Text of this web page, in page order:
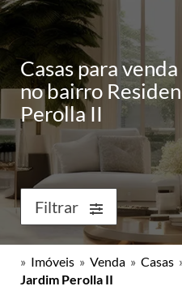
Casas para
no bairro
Perolla II
Filtrar
» Imóveis » Venda » Casas
Jardim Perolla II